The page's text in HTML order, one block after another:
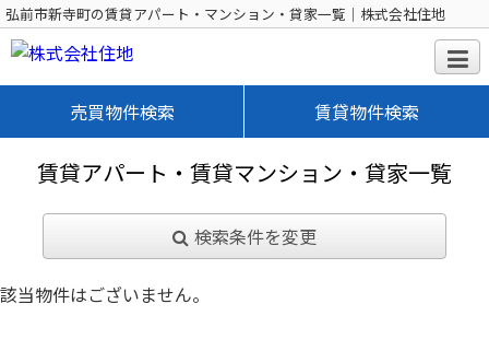
弘前市新寺町の賃貸アパート・マンション・貸家一覧｜株式会社住地
売買物件検索 賃貸物件検索
賃貸アパート・賃貸マンション・貸家一覧
検索条件を変更
該当物件はございません。